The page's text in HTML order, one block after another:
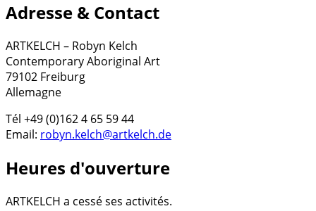
Adresse & Contact
ARTKELCH – Robyn Kelch
Contemporary Aboriginal Art
79102 Freiburg
Allemagne
Tél +49 (0)162 4 65 59 44
Email: robyn.kelch@artkelch.de
Heures d'ouverture
ARTKELCH a cessé ses activités.